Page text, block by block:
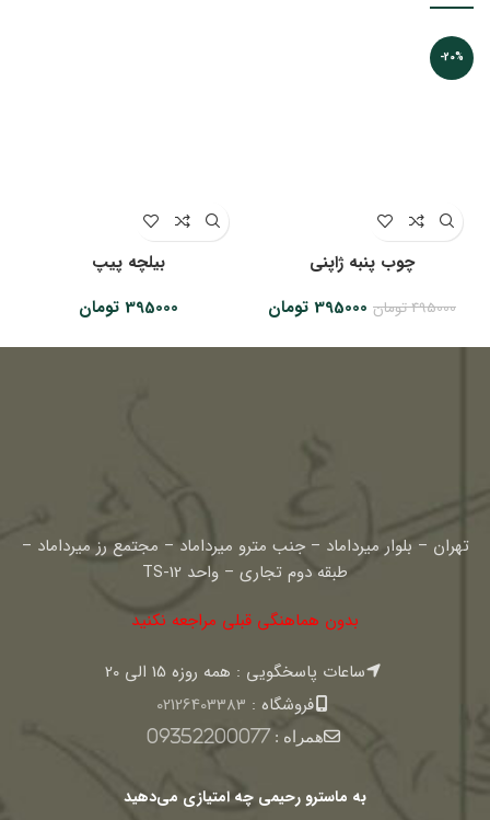
-20%
چوب پنبه ژاپنی
495000تومان قیمت
495000 تومان
395000 تومان
395000 تومان.
بیلچه پیپ
395000 تومان
تهران – بلوار میرداماد – جنب مترو میرداماد – مجتمع رز میرداماد –
طبقه دوم تجاری – واحد TS-12
بدون هماهنگی قبلی مراجعه نکنید
ساعات پاسخگویی : همه روزه 15 الی 20
فروشگاه : 02126403383
همراه :09352200077
به ماسترو رحیمی چه امتیازی می‌دهید